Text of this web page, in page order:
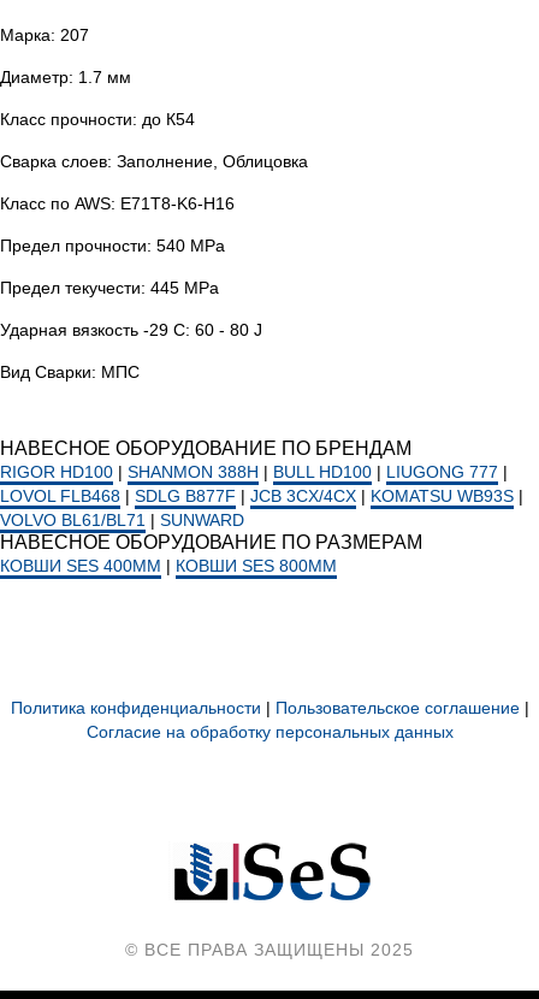
Марка: 207
Диаметр: 1.7 мм
Класс прочности: до К54
Сварка слоев: Заполнение, Облицовка
Класс по AWS: E71T8-K6-H16
Предел прочности: 540 MPa
Предел текучести: 445 MPa
Ударная вязкость -29 С: 60 - 80 J
Вид Сварки: МПС
НАВЕСНОЕ ОБОРУДОВАНИЕ ПО БРЕНДАМ
RIGOR HD100 | SHANMON 388H | BULL HD100 | LIUGONG 777 |
LOVOL FLB468 | SDLG B877F | JCB 3CX/4CX | KOMATSU WB93S |
VOLVO BL61/BL71 | SUNWARD
НАВЕСНОЕ ОБОРУДОВАНИЕ ПО РАЗМЕРАМ
КОВШИ SES 400ММ | КОВШИ SES 800ММ
Политика конфиденциальности | Пользовательское соглашение|
Согласие на обработку персональных данных
© ВСЕ ПРАВА ЗАЩИЩЕНЫ 2025